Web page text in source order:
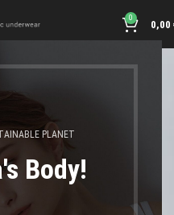
PLANET
Body!
0
0,00